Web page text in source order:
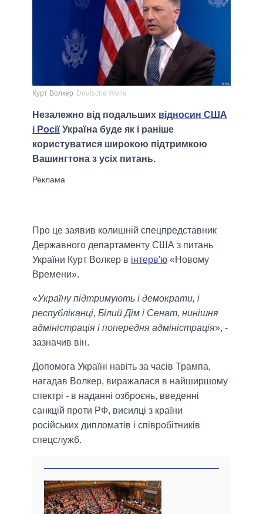
Курт Волкер Deutsche Welle
Незалежно від подальших відносин США
і Росії Україна буде як і раніше
користуватися широкою підтримкою
Вашингтона з усіх питань.
Про це заявив колишній спецпредставник
Державного департаменту США з питань
України Курт Волкер в інтерв'ю «Новому
Времени».
«Україну підтримують і демократи, і
республіканці, Білий Дім і Сенат, нинішня
адміністрація і попередня адміністрація», -
зазначив він.
Допомога Україні навіть за часів Трампа,
нагадав Волкер, виражалася в найширшому
спектрі - в наданні озброєнь, введенні
санкцій проти РФ, висилці з країни
російських дипломатів і співробітників
спецслужб.